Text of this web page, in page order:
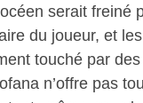
serait freiné
du joueur, et
touché par
n’offre pas